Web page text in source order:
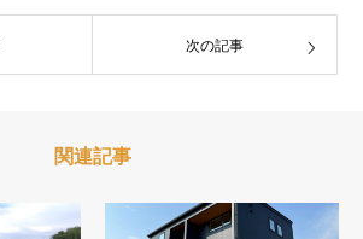
次の記事
関連記事